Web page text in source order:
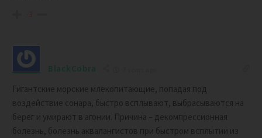
BlackCobra
Гигантские морские млекопитающие, попадая под
воздействие сонара, быстро всплывают, выбрасываются на
берег и умирают в агонии. Причина – декомпрессионная
болезнь, болезнь аквалангистов при быстром всплытии из